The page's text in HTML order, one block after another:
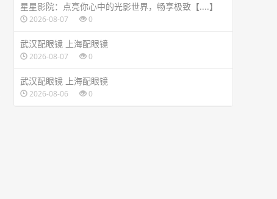
星星影院：点亮你心中的光影世界，畅享极致【....】
2026-08-07 0
武汉配眼镜 上海配眼镜
2026-08-07 0
武汉配眼镜 上海配眼镜
2026-08-06 0